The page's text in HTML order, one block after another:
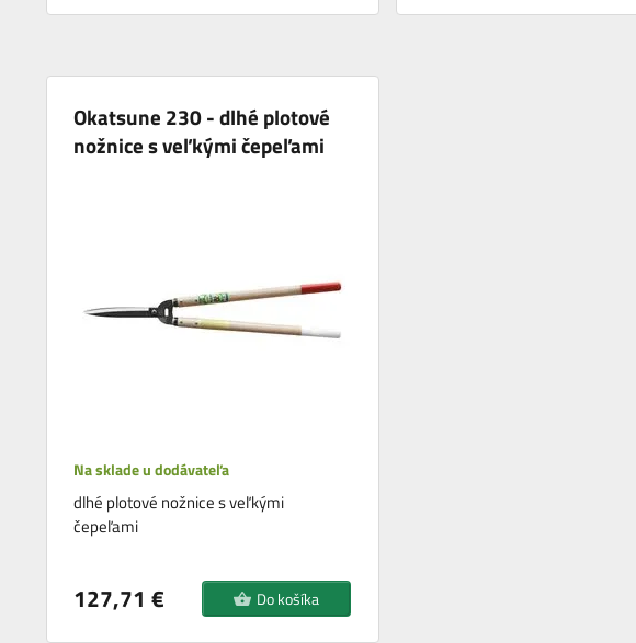
Okatsune 230 - dlhé plotové
nožnice s veľkými čepeľami
Na sklade u dodávateľa
dlhé plotové nožnice s veľkými
čepeľami
127,71 € Do košíka